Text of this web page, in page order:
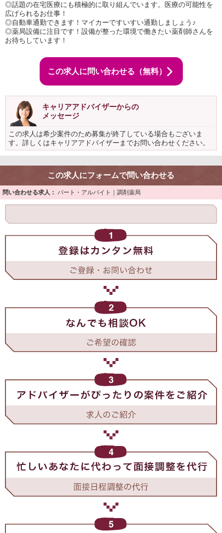
◎話題の在宅医療にも積極的に取り組んでいます。医療の可能性を
広げられるお仕事！
◎自動車通勤できます！マイカーですいすい通勤しましょう♪
◎薬局設備に注目です！設備が整った環境で働きたい薬剤師さんを
お待ちしています！
この求人に問い合わせる（無料）
キャリアアドバイザーからの
メッセージ
この求人は希少案件のため募集が終了している場合もございま
す。詳しくはキャリアアドバイザーまでお問い合わせください。
この求人にフォームで問い合わせる
問い合わせる求人： パート・アルバイト｜調剤薬局